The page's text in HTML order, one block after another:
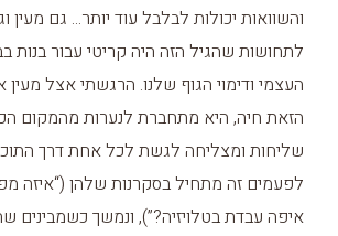
והשוואות יכולות לבלבל עוד יותר... גם מעין
לתחושות שהגיל הזה היה קריטי עבור בנות
העצמי ודימוי הגוף שלנו. הרגשתי אצל
הזאת חיה, היא מתחברת לנערות מהמקום
שליחות ומצליחה לגשת לכל אחת דרך
לפעמים זה מתחיל בסקרנות שלהן (“איזה
איפה עבדת בטלויזיה?”), ונמשך כשמבינים